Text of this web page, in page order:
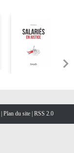
Plan du site RSS 2.0